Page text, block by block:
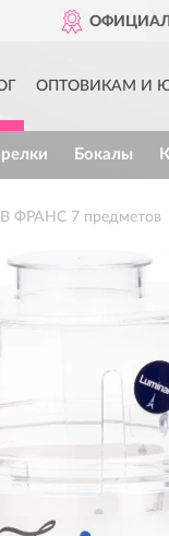
ОПТОВИКАМ И
Бокалы
ФРАНС 7 предметов